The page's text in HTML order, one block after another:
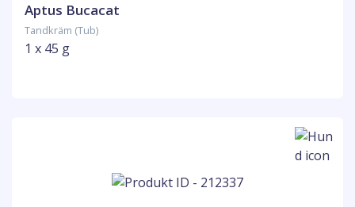
Aptus Bucacat
Tandkräm (Tub)
1 x 45 g